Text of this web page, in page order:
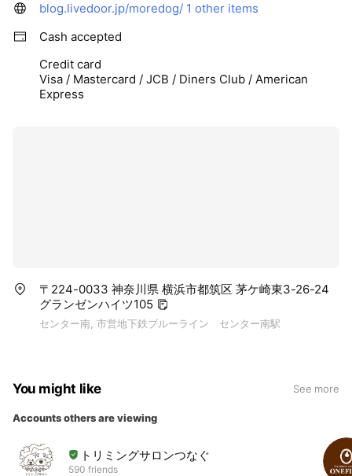
blog.livedoor.jp/moredog/ 1 other items
Cash accepted
Credit card
Visa / Mastercard / JCB / Diners Club / American
Express
〒224-0033 神奈川県 横浜市都筑区 茅ケ崎東3-26-24
グランゼンハイツ105
センター南, 市営地下鉄ブルーライン センター南駅
You might like See more
Accounts others are viewing
トリミングサロンつなぐ
590 friends